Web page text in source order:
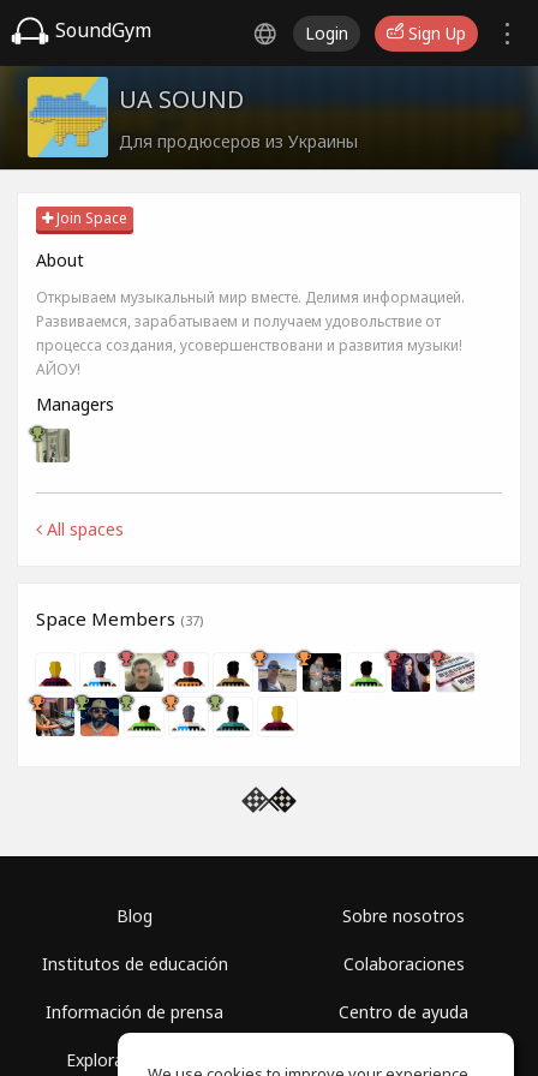
SoundGym Login Sign Up
UA SOUND
Для продюсеров из Украины
Join Space
About
Открываем музыкальный мир вместе. Делимя информацией.
Развиваемся, зарабатываем и получаем удовольствие от
процесса создания, усовершенствовани и развития музыки!
АЙОУ!
Managers
All spaces
Space Members (37)
Blog
Institutos de educación
Información de prensa
Explorar espacios
Sobre nosotros
Colaboraciones
Centro de ayuda